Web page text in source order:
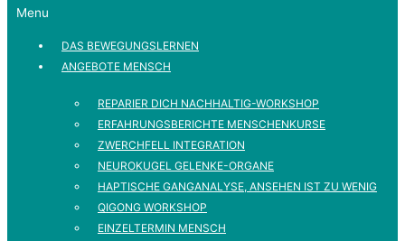
Menu
DAS BEWEGUNGSLERNEN
ANGEBOTE MENSCH
REPARIER DICH NACHHALTIG-WORKSHOP
ERFAHRUNGSBERICHTE MENSCHENKURSE
ZWERCHFELL INTEGRATION
NEUROKUGEL GELENKE-ORGANE
HAPTISCHE GANGANALYSE, ANSEHEN IST ZU WENIG
QIGONG WORKSHOP
EINZELTERMIN MENSCH